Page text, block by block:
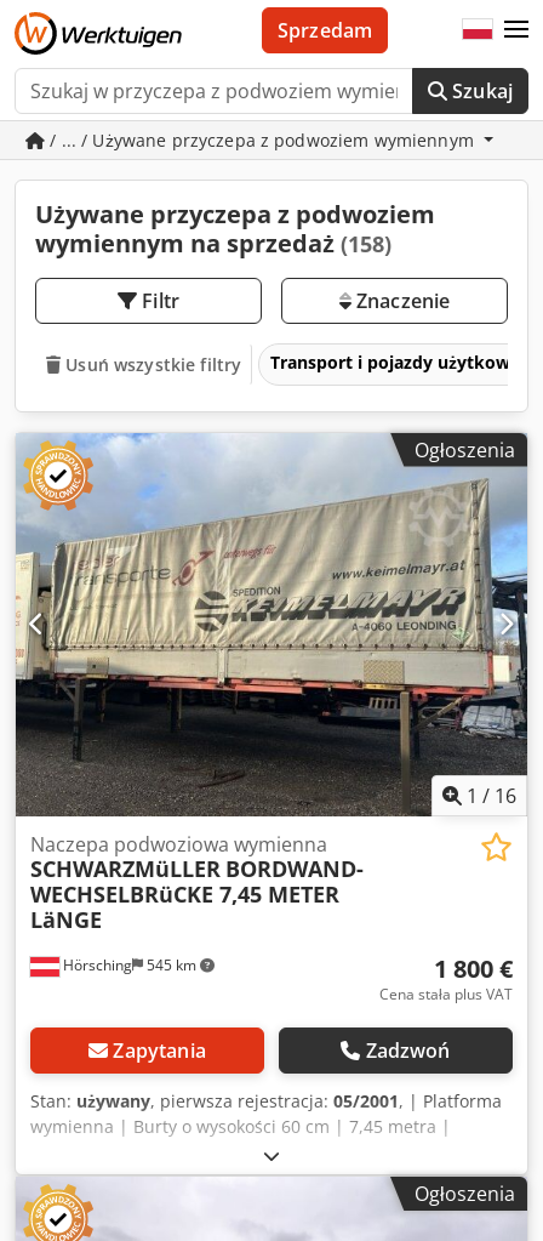
Szukaj
Sprzedam
/ ... / Używane przyczepa z podwoziem wymiennym
Używane przyczepa z podwoziem
wymiennym na sprzedaż (158)
Filtr Znaczenie
Usuń wszystkie filtry Transport i pojazdy użytkowe
Ogłoszenia
1 / 16
Hörsching 545 km
Naczepa podwoziowa wymienna
SCHWARZMüLLER BORDWAND-
WECHSELBRüCKE 7,45 METER
LäNGE
1 800 €
Cena stała plus VAT
Zapytania Zadzwoń
Stan: używany, pierwsza rejestracja: 05/2001, | Platforma
wymienna | Burty o wysokości 60 cm | 7,45 metra |
Zastrzegamy sobie prawo do wprowadzenia zmian, błędów
w druku i wcześniejszej sprzedaży. Dsdpozrxawefx Adwsck
Ogłoszenia